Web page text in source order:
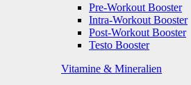
Pre-Workout Booster
Intra-Workout Booster
Post-Workout Booster
Testo Booster
Vitamine & Mineralien